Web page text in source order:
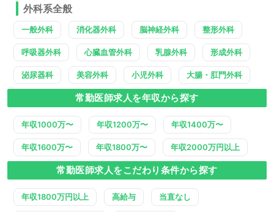
外科系全般
一般外科 消化器外科 脳神経外科 整形外科
呼吸器外科 心臓血管外科 乳腺外科 形成外科
泌尿器科 美容外科 小児外科 大腸・肛門外科
常勤医師求人を年収から探す
年収1000万〜 年収1200万〜 年収1400万〜
年収1600万〜 年収1800万〜 年収2000万円以上
常勤医師求人をこだわり条件から探す
年収1800万円以上 高給与 当直なし